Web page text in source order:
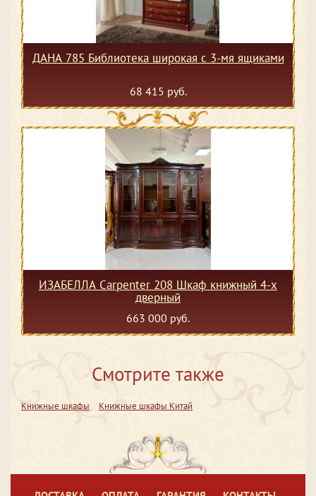
ДАНА 785 Библиотека широкая с 3-мя ящиками
68 415 руб.
ИЗАБЕЛЛА Сarpenter 208 Шкаф книжный 4-х
дверный
663 000 руб.
Смотрите также
Книжные шкафы Книжные шкафы Китай